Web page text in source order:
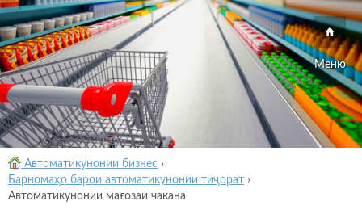
Меню
Автоматикунонии бизнес ›
Барномаҳо барои автоматикунонии тиҷорат ›
Автоматикунонии мағозаи чакана